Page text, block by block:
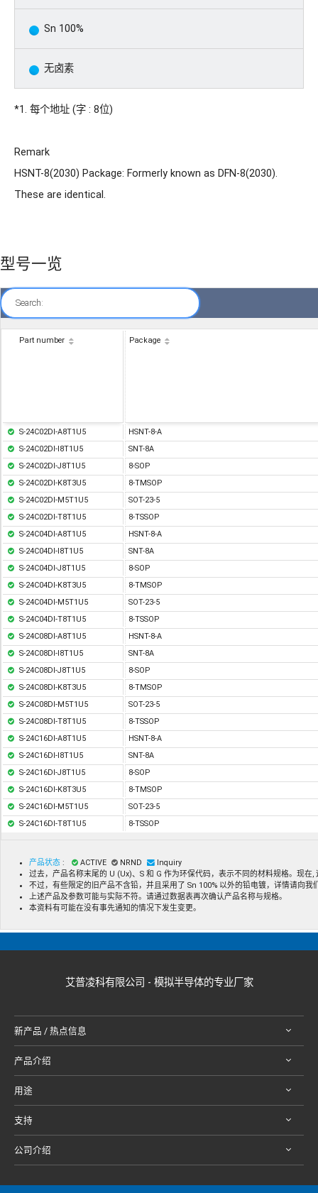
Sn 100%
无卤素
*1. 每个地址 (字 : 8位)
Remark
HSNT-8(2030) Package: Formerly known as DFN-8(2030).
These are identical.
型号一览
Search:
Part number Package
S-24C02DI-A8T1U5
HSNT-8-A
S-24C02DI-I8T1U5
SNT-8A
S-24C02DI-J8T1U5
8-SOP
S-24C02DI-K8T3U5
8-TMSOP
S-24C02DI-M5T1U5
SOT-23-5
S-24C02DI-T8T1U5
8-TSSOP
S-24C04DI-A8T1U5
HSNT-8-A
S-24C04DI-I8T1U5
SNT-8A
S-24C04DI-J8T1U5
8-SOP
S-24C04DI-K8T3U5
8-TMSOP
S-24C04DI-M5T1U5
SOT-23-5
S-24C04DI-T8T1U5
8-TSSOP
S-24C08DI-A8T1U5
HSNT-8-A
S-24C08DI-I8T1U5
SNT-8A
S-24C08DI-J8T1U5
8-SOP
S-24C08DI-K8T3U5
8-TMSOP
S-24C08DI-M5T1U5
SOT-23-5
S-24C08DI-T8T1U5
8-TSSOP
S-24C16DI-A8T1U5
HSNT-8-A
S-24C16DI-I8T1U5
SNT-8A
S-24C16DI-J8T1U5
8-SOP
S-24C16DI-K8T3U5
8-TMSOP
S-24C16DI-M5T1U5
SOT-23-5
S-24C16DI-T8T1U5
8-TSSOP
产品状态 : ACTIVE NRND
Inquiry
过去，产品名称末尾的 U (Ux)、S 和 G 作为环保代码，表示不同的材料规格。现
不过，有些限定的旧产品不含铅，并且采用了 Sn 100% 以外的铅电镀，详情请向我
上述产品及参数可能与实际不符。请通过数据表再次确认产品名称与规格。
本资料有可能在没有事先通知的情况下发生变更。
艾普凌科有限公司 - 模拟半导体的专业厂家
新产品 / 热点信息
产品介绍
用途
支持
公司介绍